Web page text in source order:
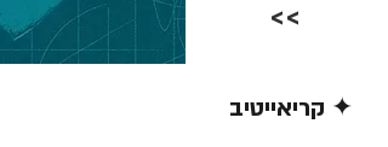
>>
✦ קריאייטיב